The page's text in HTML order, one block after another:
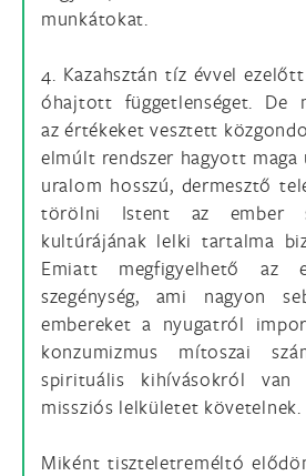
munkátokat.
4. Kazahsztán tíz évvel
óhajtott függetlenséget. De
az értékeket vesztett
elmúlt rendszer hagyott maga
uralom hosszú, dermesztő
törölni Istent az ember
kultúrájának lelki tartalma
Emiatt megfigyelhető az
szegénység, ami nagyon
embereket a nyugatról
konzumizmus mítoszai
spirituális kihívásokról
missziós lelkületet követelnek.
Miként tiszteletreméltó